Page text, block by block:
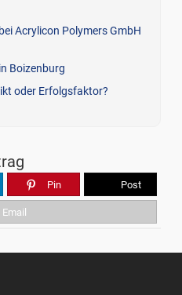
Acrylicon Polymers GmbH
Boizenburg
oder Erfolgsfaktor?
Pin Post
Email